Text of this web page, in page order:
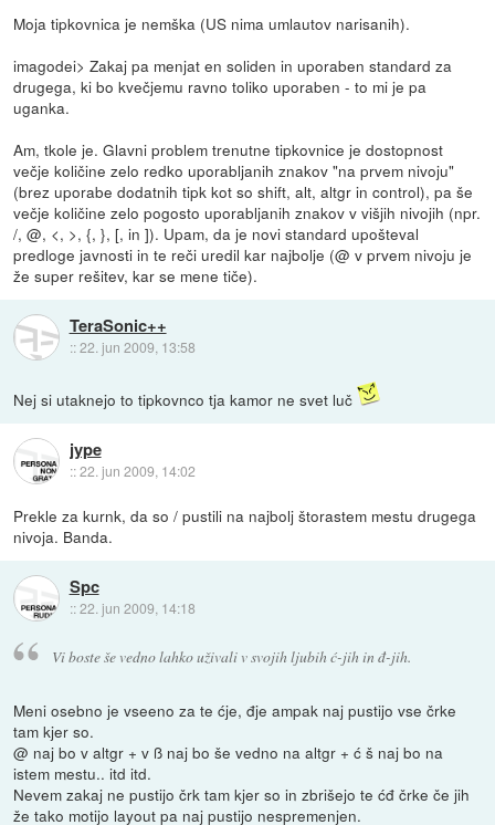
Moja tipkovnica je nemška (US nima umlautov narisanih).
imagodei> Zakaj pa menjat en soliden in uporaben standard za
drugega, ki bo kvečjemu ravno toliko uporaben - to mi je pa
uganka.
Am, tkole je. Glavni problem trenutne tipkovnice je dostopnost
večje količine zelo redko uporabljanih znakov "na prvem nivoju"
(brez uporabe dodatnih tipk kot so shift, alt, altgr in control), pa še
večje količine zelo pogosto uporabljanih znakov v višjih nivojih (npr.
/, @, <, >, {, }, [, in ]). Upam, da je novi standard upošteval
predloge javnosti in te reči uredil kar najbolje (@ v prvem nivoju je
že super rešitev, kar se mene tiče).
TeraSonic++
::22. jun 2009, 13:58
Nej si utaknejo to tipkovnco tja kamor ne svet luč
jype
::22. jun 2009, 14:02
Prekle za kurnk, da so / pustili na najbolj štorastem mestu drugega
nivoja. Banda.
Spc
::22. jun 2009, 14:18
Vi boste še vedno lahko uživali v svojih ljubih ć-jih in đ-jih.
Meni osebno je vseeno za te ćje, đje ampak naj pustijo vse črke
tam kjer so.
@ naj bo v altgr + v ß naj bo še vedno na altgr + ć š naj bo na
istem mestu.. itd itd.
Nevem zakaj ne pustijo črk tam kjer so in zbrišejo te ćđ črke če jih
že tako motijo layout pa naj pustijo nespremenjen.